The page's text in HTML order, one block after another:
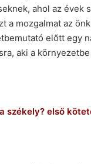
ahol az évek
a mozgalmat az
előtt egy
aki a
székely? első